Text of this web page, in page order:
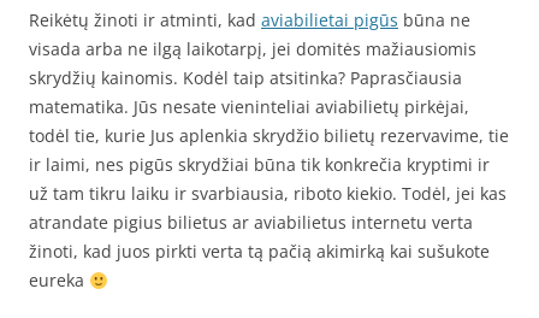
Reikėtų žinoti ir atminti, kad aviabilietai pigūs būna ne
visada arba ne ilgą laikotarpį, jei domitės mažiausiomis
skrydžių kainomis. Kodėl taip atsitinka? Paprasčiausia
matematika. Jūs nesate vieninteliai aviabilietų pirkėjai,
todėl tie, kurie Jus aplenkia skrydžio bilietų rezervavime, tie
ir laimi, nes pigūs skrydžiai būna tik konkrečia kryptimi ir
už tam tikru laiku ir svarbiausia, riboto kiekio. Todėl, jei kas
atrandate pigius bilietus ar aviabilietus internetu verta
žinoti, kad juos pirkti verta tą pačią akimirką kai sušukote
eureka